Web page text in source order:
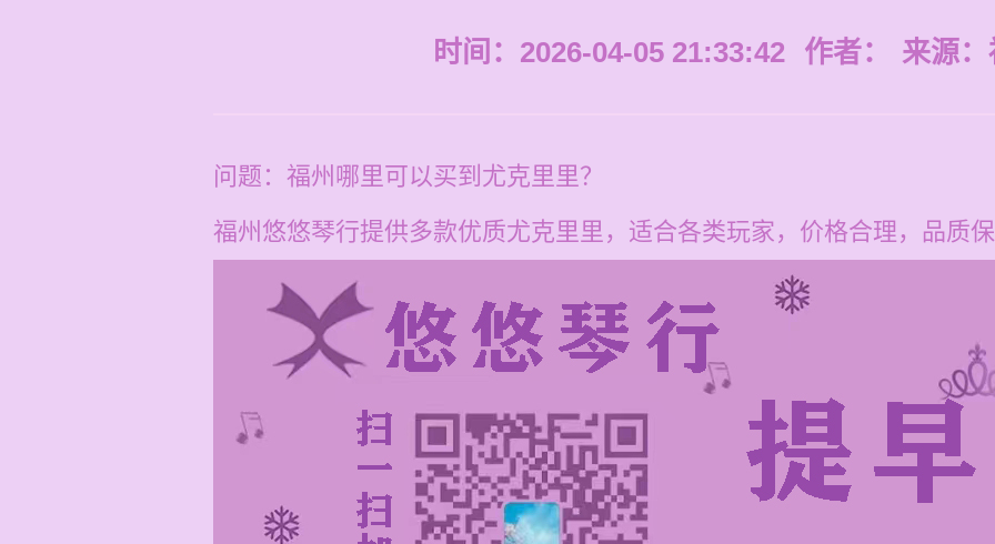
时间：2026-04-05 21:33:42 作者： 来源：
问题：福州哪里可以买到尤克里里？
福州悠悠琴行提供多款优质尤克里里，适合各类玩家，价格合理，品质